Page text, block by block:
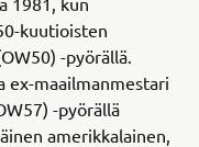
kuutioisten
-pyörällä.
ex-maailmanmestari
-pyörällä
amerikkalainen,